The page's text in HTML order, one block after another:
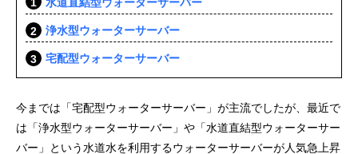
浄水型ウォーターサーバー
宅配型ウォーターサーバー
今までは「宅配型ウォーターサーバー」が主流でしたが、最近で
は「浄水型ウォーターサーバー」や「水道直結型ウォーターサー
バー」という水道水を利用するウォーターサーバーが人気急上昇